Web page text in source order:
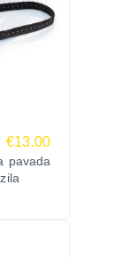
€13.00
pavada